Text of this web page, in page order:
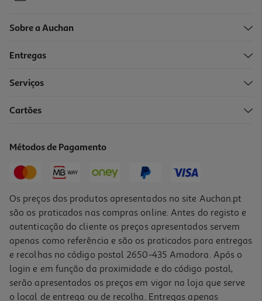
Sobre a Auchan
Entregas
Serviços
Cartões
Métodos de Pagamento
Os preços dos produtos apresentados no site Auchan.pt
são os praticados nas compras online. Antes do registo e
autenticação do cliente os preços apresentados servem
apenas como referência e são os praticados para entregas
e recolhas no código postal 2650-435 Amadora. Após o
login e em função da proximidade e do código postal,
serão apresentados os preços em vigor na loja que serve
o local de entrega ou de recolha. Entregas apenas